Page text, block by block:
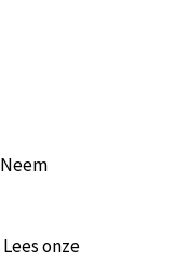
Neem
Lees onze